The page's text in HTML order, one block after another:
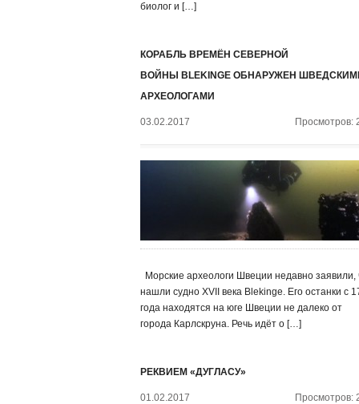
биолог и […]
КОРАБЛЬ ВРЕМЁН СЕВЕРНОЙ
ВОЙНЫ BLEKINGE ОБНАРУЖЕН
АРХЕОЛОГАМИ
03.02.2017 Просмотров:
Морские археологи Швеции недавно заявили,
нашли судно XVII века Blekinge. Его останки с
года находятся на юге Швеции не далеко от
города Карлскруна. Речь идёт о […]
РЕКВИЕМ «ДУГЛАСУ»
01.02.2017 Просмотров: